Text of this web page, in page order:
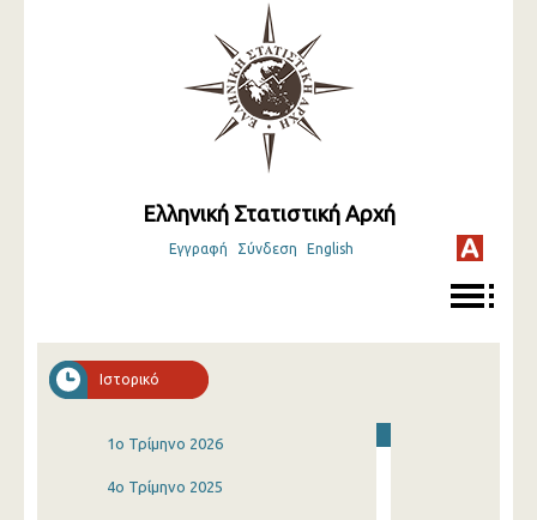
Ελληνική Στατιστική Αρχή
Εγγραφή Σύνδεση English
Ιστορικό
1o Τρίμηνο 2026
4o Τρίμηνο 2025